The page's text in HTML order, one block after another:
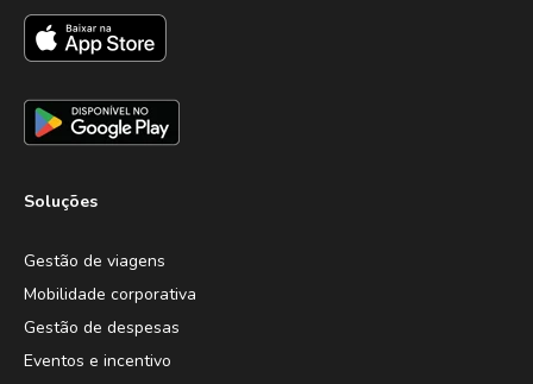
Soluções
Gestão de viagens
Mobilidade corporativa
Gestão de despesas
Eventos e incentivo